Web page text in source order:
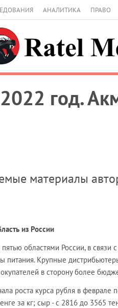
АНАЛИТИКА ПРАВО
год.
материалы
из России
областями России, в связи
питания. Крупные
в сторону более
роста курса рубля в феврале
за кг; сыр - с 2816 до 3565